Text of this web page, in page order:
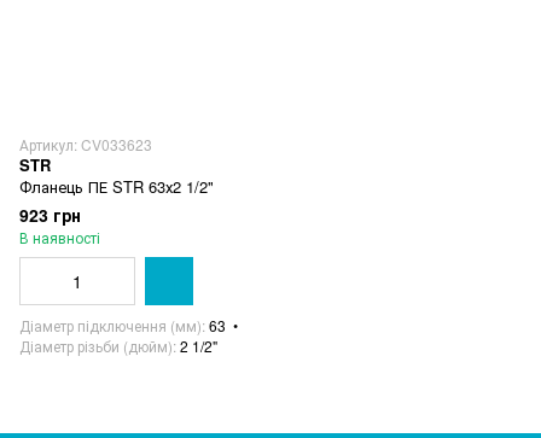
Артикул: CV033623
STR
Фланець ПЕ STR 63х2 1/2"
923 грн
В наявності
Діаметр підключення (мм) 63
Діаметр різьби (дюйм) 2 1/2"